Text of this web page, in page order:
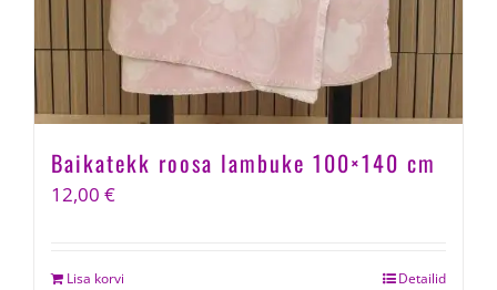
Baikatekk roosa lambuke 100×140 cm
12,00 €
Lisa korvi Detailid